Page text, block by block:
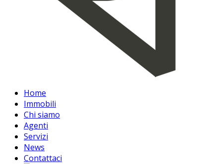
Home
Immobili
Chi siamo
Agenti
Servizi
News
Contattaci